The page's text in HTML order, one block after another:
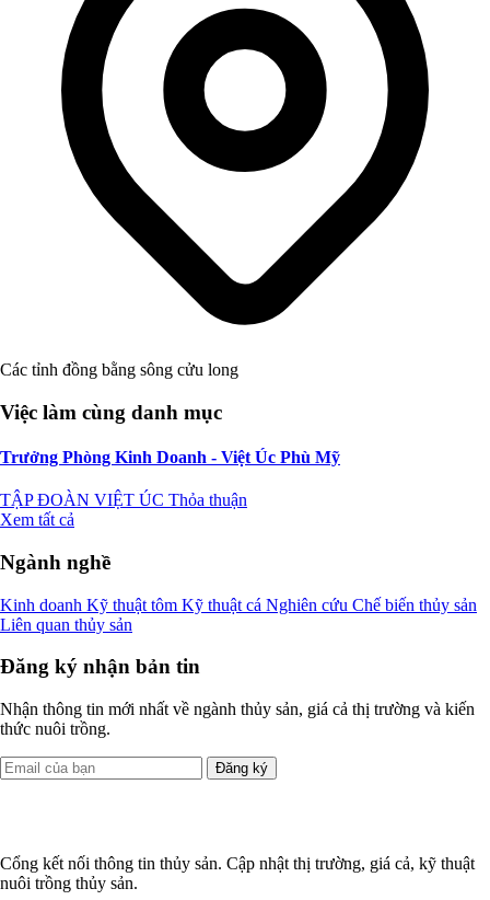
Các tỉnh đồng bằng sông cửu long
Việc làm cùng danh mục
Trưởng Phòng Kinh Doanh - Việt Úc Phù Mỹ
TẬP ĐOÀN VIỆT ÚC Thỏa thuận
Xem tất cả
Ngành nghề
Kinh doanh Kỹ thuật tôm Kỹ thuật cá Nghiên cứu Chế biến thủy sản
Liên quan thủy sản
Đăng ký nhận bản tin
Nhận thông tin mới nhất về ngành thủy sản, giá cả thị trường và kiến
thức nuôi trồng.
Đăng ký
Cổng kết nối thông tin thủy sản. Cập nhật thị trường, giá cả, kỹ thuật
nuôi trồng thủy sản.